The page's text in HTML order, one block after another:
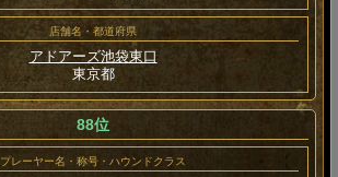
店舗名・都道府県
アドアーズ池袋東口
東京都
88位
プレーヤー名・称号・ハウンドクラス